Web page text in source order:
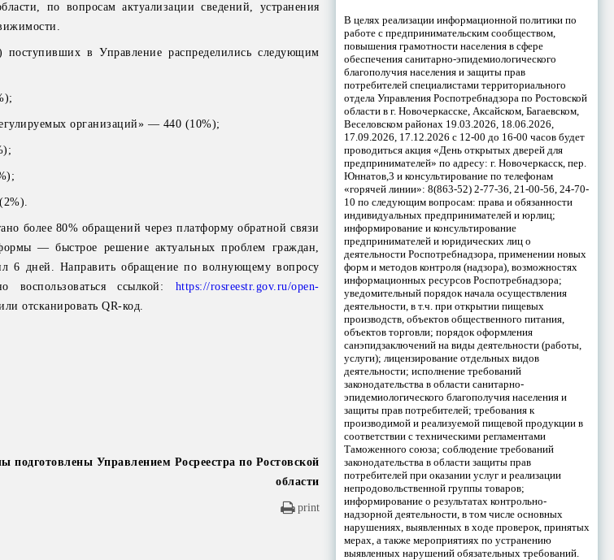
по вопросам актуализации сведений, устранения
в Управление распределились следующим
организаций» — 440 (10%);
более 80% обращений через платформу обратной связи
— быстрое решение актуальных проблем граждан,
6 дней. Направить обращение по волнующему вопросу
воспользоваться ссылкой: https://rosreestr.gov.ru/open-
отсканировать QR-код.
подготовлены Управлением Росреестра по Ростовской
области
print
В целях реализации информационной политики по
работе с предпринимательским сообществом,
повышения грамотности населения в сфере
обеспечения санитарно-эпидемиологического
благополучия населения и защиты прав
потребителей специалистами территориального
отдела Управления Роспотребнадзора по Ростовской
области в г. Новочеркасске, Аксайском, Багаевском,
Веселовском районах 19.03.2026, 18.06.2026,
17.09.2026, 17.12.2026 с 12-00 до 16-00 часов будет
проводиться акция «День открытых дверей для
предпринимателей» по адресу: г. Новочеркасск, пер.
Юннатов,3 и консультирование по телефонам
«горячей линии»: 8(863-52) 2-77-36, 21-00-56, 24-70-
10 по следующим вопросам: права и обязанности
индивидуальных предпринимателей и юрлиц;
информирование и консультирование
предпринимателей и юридических лиц о
деятельности Роспотребнадзора, применении новых
форм и методов контроля (надзора), возможностях
информационных ресурсов Роспотребнадзора;
уведомительный порядок начала осуществления
деятельности, в т.ч. при открытии пищевых
производств, объектов общественного питания,
объектов торговли; порядок оформления
санэпидзаключений на виды деятельности (работы,
услуги); лицензирование отдельных видов
деятельности; исполнение требований
законодательства в области санитарно-
эпидемиологического благополучия населения и
защиты прав потребителей; требования к
производимой и реализуемой пищевой продукции в
соответствии с техническими регламентами
Таможенного союза; соблюдение требований
законодательства в области защиты прав
потребителей при оказании услуг и реализации
непродовольственной группы товаров;
информирование о результатах контрольно-
надзорной деятельности, в том числе основных
нарушениях, выявленных в ходе проверок, принятых
мерах, а также мероприятиях по устранению
выявленных нарушений обязательных требований.